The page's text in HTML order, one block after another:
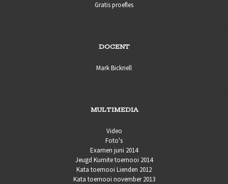
Gratis proefles
DOCENT
Mark Bicknell
MULTIMEDIA
Video
Foto's
Examen juni 2014
Jeugd Kumite toernooi 2014
Kata toernooi Lienden 2012
Kata toernooi november 2013